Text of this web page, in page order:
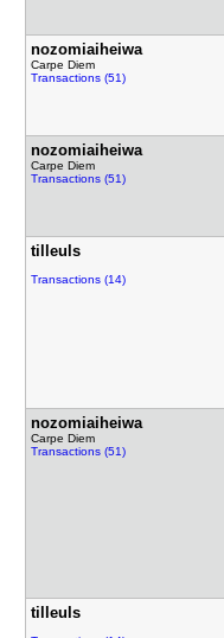
nozomiaihe​iwa
Carpe Diem
Transactions (51)
nozomiaihe​iwa
Carpe Diem
Transactions (51)
tilleuls
Transactions (14)
nozomiaihe​iwa
Carpe Diem
Transactions (51)
tilleuls